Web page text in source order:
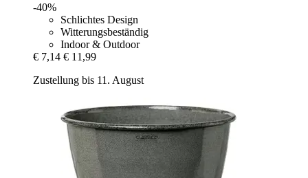
-40%
Schlichtes Design
Witterungsbeständig
Indoor & Outdoor
€ 7,14 € 11,99
Zustellung bis 11. August